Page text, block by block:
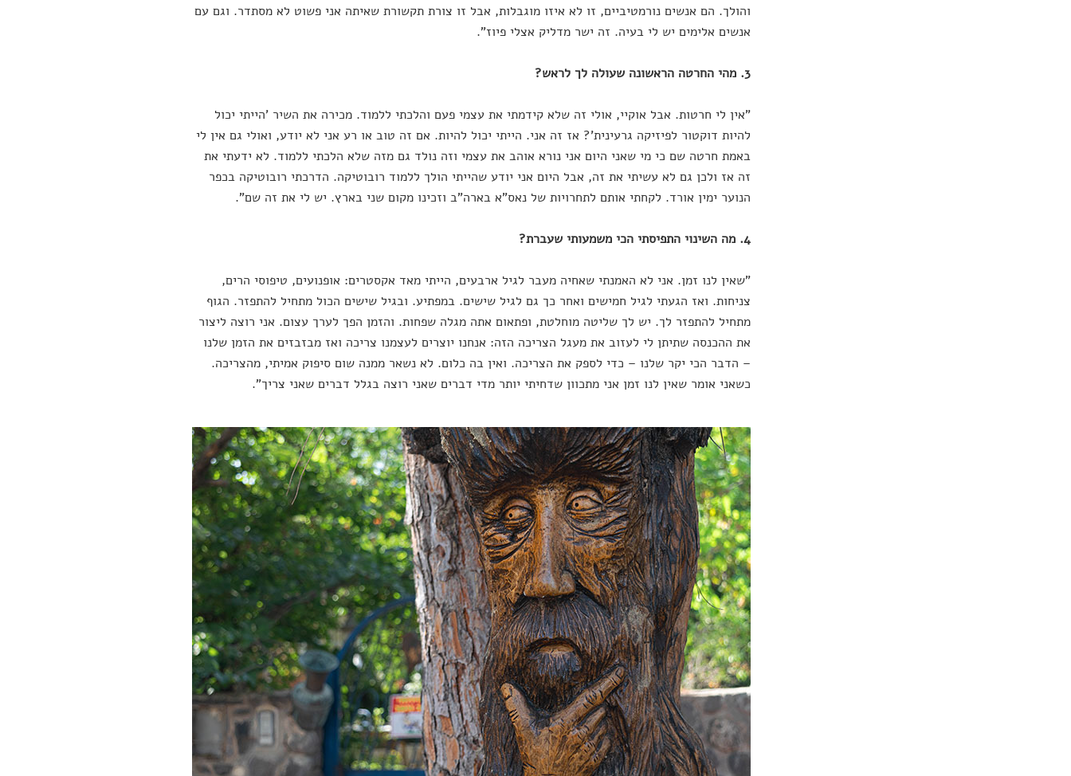
והולך. הם אנשים נורמטיביים, זו לא איזו מוגבלות, אבל זו צורת תקשורת שאיתה אני פשוט לא מסתדר. וגם עם
אנשים אלימים יש לי בעיה. זה ישר מדליק אצלי פיוז".
3. מהי החרטה הראשונה שעולה לך לראש?
"אין לי חרטות. אבל אוקיי, אולי זה שלא קידמתי את עצמי פעם והלכתי ללמוד. מכירה את השיר 'הייתי יכול
להיות דוקטור לפיזיקה גרעינית'? אז זה אני. הייתי יכול להיות. אם זה טוב או רע אני לא יודע, ואולי גם אין לי
באמת חרטה שם כי מי שאני היום אני נורא אוהב את עצמי וזה נולד גם מזה שלא הלכתי ללמוד. לא ידעתי את
זה אז ולכן גם לא עשיתי את זה, אבל היום אני יודע שהייתי הולך ללמוד רובוטיקה. הדרכתי רובוטיקה בכפר
הנוער ימין אורד. לקחתי אותם לתחרויות של נאס"א בארה"ב וזכינו מקום שני בארץ. יש לי את זה שם".
4. מה השינוי התפיסתי הכי משמעותי שעברת?
"שאין לנו זמן. אני לא האמנתי שאחיה מעבר לגיל ארבעים, הייתי מאד אקסטרים: אופנועים, טיפוסי הרים,
צניחות. ואז הגעתי לגיל חמישים ואחר כך גם לגיל שישים. במפתיע. ובגיל שישים הכול מתחיל להתפזר. הגוף
מתחיל להתפזר לך. יש לך שליטה מוחלטת, ופתאום אתה מגלה שפחות. והזמן הפך לערך עצום. אני רוצה ליצור
את ההכנסה שתיתן לי לעזוב את מעגל הצריכה הזה: אנחנו יוצרים לעצמנו צריכה ואז מבזבזים את הזמן שלנו
– הדבר הכי יקר שלנו – כדי לספק את הצריכה. ואין בה כלום. לא נשאר ממנה שום סיפוק אמיתי, מהצריכה.
כשאני אומר שאין לנו זמן אני מתכוון שדחיתי יותר מדי דברים שאני רוצה בגלל דברים שאני צריך".